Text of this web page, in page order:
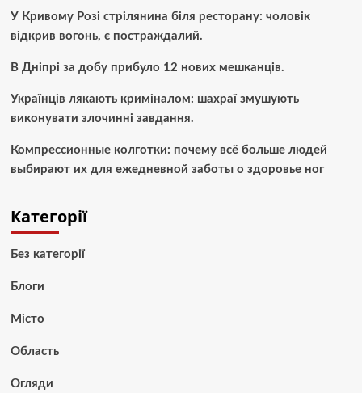
У Кривому Розі стрілянина біля ресторану: чоловік
відкрив вогонь, є постраждалий.
В Дніпрі за добу прибуло 12 нових мешканців.
Українців лякають криміналом: шахраї змушують
виконувати злочинні завдання.
Компрессионные колготки: почему всё больше людей
выбирают их для ежедневной заботы о здоровье ног
Категорії
Без категорії
Блоги
Місто
Область
Огляди